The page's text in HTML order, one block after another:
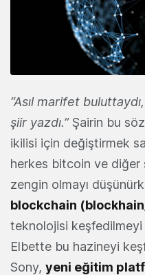
“Asıl marifet
şiir yazdı.”Şairin bu
ikilisi için değiştirmek
herkes bitcoin ve diğer
zengin olmayı
blockchain
teknolojisi
Elbette bu hazineyi
Sony, yeni eğitim